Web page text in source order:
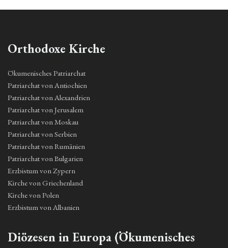
Orthodoxe Kirche
Ökumenisches Patriarchat
Patriarchat von Antiochien
Patriarchat von Alexandrien
Patriarchat von Jerusalem
Patriarchat von Moskau
Patriarchat von Serbien
Patriarchat von Rumänien
Patriarchat von Bulgarien
Erzbistum von Zypern
Kirche von Griechenland
Kirche von Polen
Erzbistum von Albanien
Diözesen in Europa (Ökumenisches